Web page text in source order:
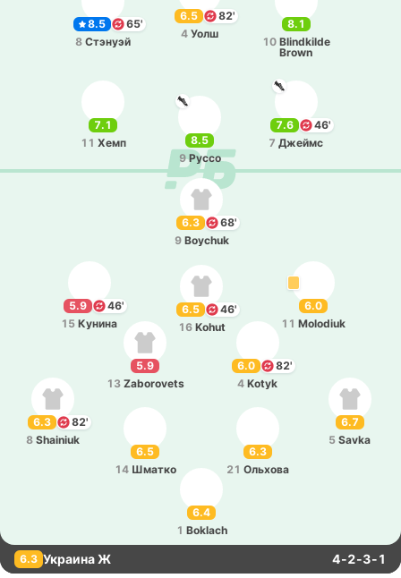
8.5
65'
8 Стэ­нуэй
6.5
82'
4 Уолш
8.1
10 Blindkilde
Brown
7.1
11 Хемп
7.6
46'
7 Джеймс
8.5
9 Руссо
6.4
1 Boklach
6.5
14 Шматко
6.3
21 Ольхо­ва
6.3
82'
8 Shainiuk
6.7
5 Savka
5.9
46'
15 Кунина
6.0
82'
4 Kotyk
6.0
11 Molodiuk
6.5
46'
16 Kohut
5.9
13 Zaborovets
6.3
68'
9 Boychuk
6.3 Украина Ж 4-2-3-1